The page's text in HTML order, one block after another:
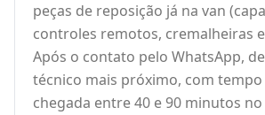
peças de reposição já na van
controles remotos, cremalheiras
Após o contato pelo WhatsApp,
técnico mais próximo, com
chegada entre 40 e 90 minutos